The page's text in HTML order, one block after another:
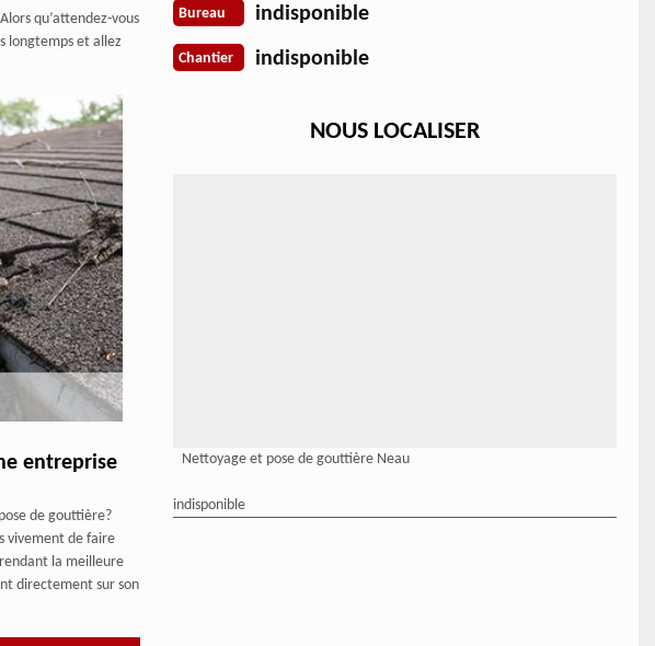
qu’attendez-vous
longtemps et allez
entreprise
de gouttière?
vivement de faire
la meilleure
directement sur son
Bureau indisponible
Chantier indisponible
NOUS LOCALISER
Nettoyage et pose de gouttière Neau
indisponible